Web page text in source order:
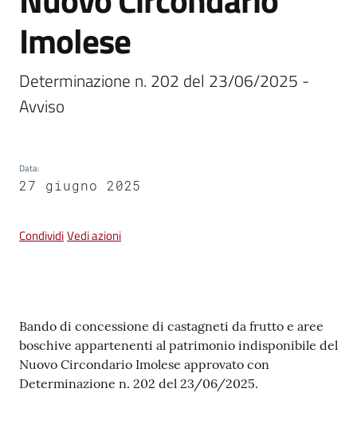
Servizi
Tutti
su
Imolese
Determinazione n. 202 del 23/06/2025 -
Avviso
Data:
27 giugno 2025
CondividiVedi azioni
Contenuto
Bando di concessione di castagneti da frutto e aree
boschive appartenenti al patrimonio indisponibile del
Nuovo Circondario Imolese approvato con
Determinazione n. 202 del 23/06/2025.